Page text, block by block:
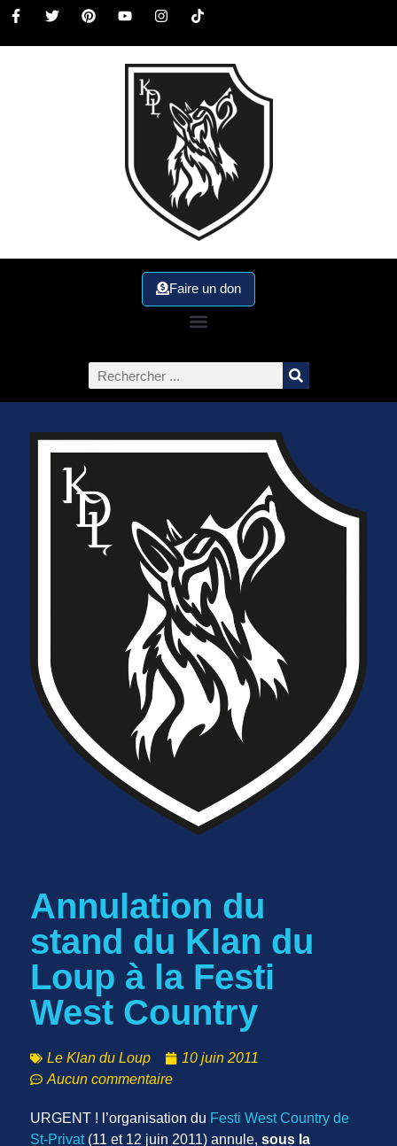
Faire un don
Annulation du
stand du Klan du
Loup à la Festi
West Country
Le Klan du Loup
10 juin 2011
Aucun commentaire
URGENT ! l’organisation du Festi West Country de
St-Privat(11 et 12 juin 2011) annule,sous la